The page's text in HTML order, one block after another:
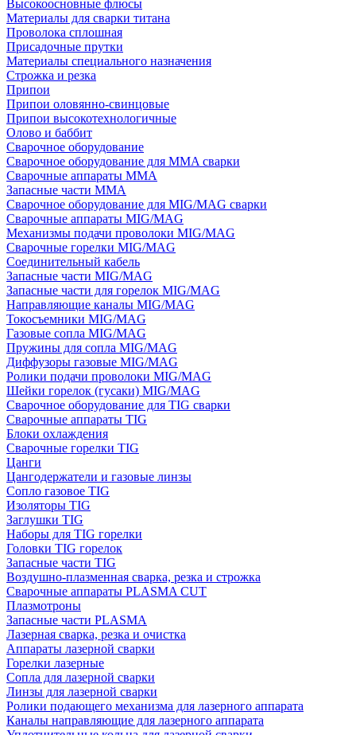
Высокоосновные флюсы
Материалы для сварки титана
Проволока сплошная
Присадочные прутки
Материалы специального назначения
Строжка и резка
Припои
Припои оловянно-свинцовые
Припои высокотехнологичные
Олово и баббит
Сварочное оборудование
Сварочное оборудование для MMA сварки
Сварочные аппараты MMA
Запасные части MMA
Сварочное оборудование для MIG/MAG сварки
Сварочные аппараты MIG/MAG
Механизмы подачи проволоки MIG/MAG
Сварочные горелки MIG/MAG
Соединительный кабель
Запасные части MIG/MAG
Запасные части для горелок MIG/MAG
Направляющие каналы MIG/MAG
Токосъемники MIG/MAG
Газовые сопла MIG/MAG
Пружины для сопла MIG/MAG
Диффузоры газовые MIG/MAG
Ролики подачи проволоки MIG/MAG
Шейки горелок (гусаки) MIG/MAG
Сварочное оборудование для TIG сварки
Сварочные аппараты TIG
Блоки охлаждения
Сварочные горелки TIG
Цанги
Цангодержатели и газовые линзы
Сопло газовое TIG
Изоляторы TIG
Заглушки TIG
Наборы для TIG горелки
Головки TIG горелок
Запасные части TIG
Воздушно-плазменная сварка, резка и строжка
Сварочные аппараты PLASMA CUT
Плазмотроны
Запасные части PLASMA
Лазерная сварка, резка и очистка
Аппараты лазерной сварки
Горелки лазерные
Сопла для лазерной сварки
Линзы для лазерной сварки
Ролики подающего механизма для лазерного аппарата
Каналы направляющие для лазерного аппарата